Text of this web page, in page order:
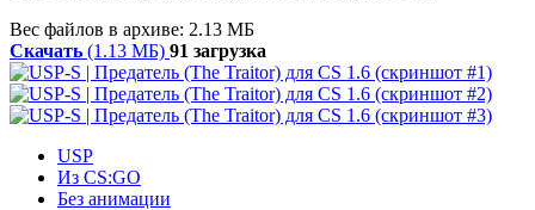
Вес файлов в архиве: 2.13 МБ
Скачать (1.13 МБ) 91 загрузка
USP
Из CS:GO
Без анимации